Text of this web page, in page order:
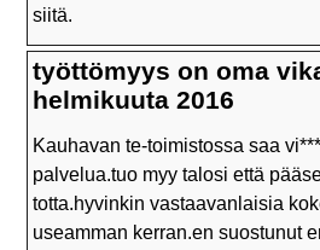
siitä.
työttömyys on oma
helmikuuta 2016
Kauhavan te-toimistossa saa
palvelua.tuo myy talosi että
totta.hyvinkin vastaavanlaisia
useamman kerran.en suostunut